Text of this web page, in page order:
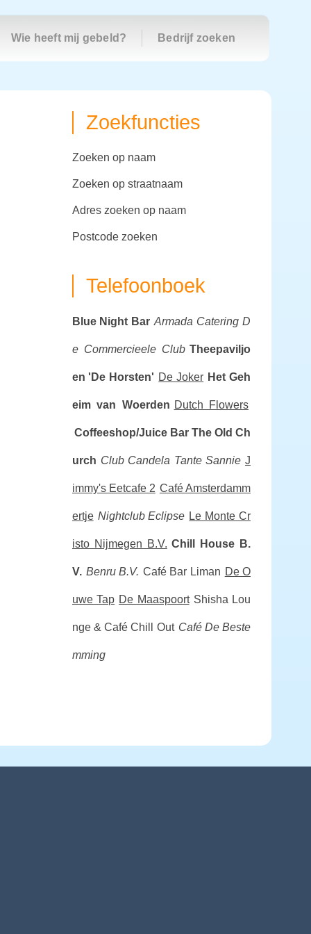
Wie heeft mij gebeld? Bedrijf zoeken
Zoekfuncties
zoeken op naam
zoeken op straatnaam
adres zoeken op naam
postcode zoeken
Telefoonboek
Blue Night Bar Armada Catering D
e Commercieele Club Theepaviljo
en 'De Horsten' De Joker Het Geh
eim van Woerden Dutch Flowers
Coffeeshop/Juice Bar The Old Ch
urch Club Candela Tante Sannie J
immy's Eetcafe 2 Café Amsterdamm
ertje Nightclub Eclipse Le Monte Cr
isto Nijmegen B.V. Chill House B.
V. Benru B.V. Café Bar Liman De O
uwe Tap De Maaspoort Shisha Lou
nge & Café Chill Out Café De Beste
mming